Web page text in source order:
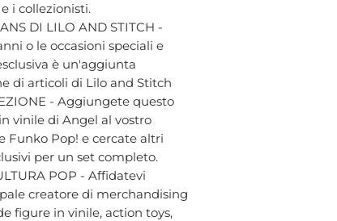
i collezionisti.
DI LILO AND STITCH -
o le occasioni speciali e
è un'aggiunta
di articoli di Lilo and Stitch
- Aggiungete questo
vinile di Angel al vostro
Funko Pop! e cercate altri
per un set completo.
POP - Affidatevi
creatore di merchandising
figure in vinile, action toys,